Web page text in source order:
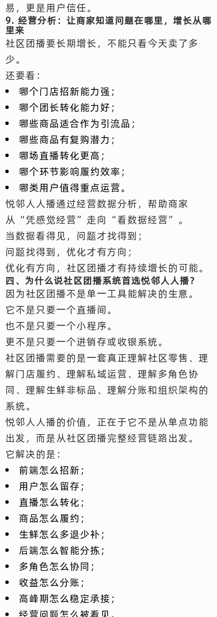
易，更是用户信任。
9. 经营分析：让商家知道问题在哪里，增长从哪
里来
社区团播要长期增长，不能只看今天卖了多
少。
还要看：
哪个门店招新能力强；
哪个团长转化能力好；
哪些商品适合作为引流品；
哪些商品有复购潜力；
哪场直播转化更高；
哪个环节影响履约效率；
哪类用户值得重点运营。
悦邻人人播通过经营数据分析，帮助商家
从“凭感觉经营”走向“看数据经营”。
当数据看得见，问题才找得到；
问题找得到，优化才有方向；
优化有方向，社区团播才有持续增长的可能。
四、为什么说社区团播系统首选悦邻人人播？
因为社区团播不是单一工具能解决的生意。
它不是只要一个直播间。
也不是只要一个小程序。
更不是只要一个进销存或收银系统。
社区团播需要的是一套真正理解社区零售、理
解门店履约、理解私域运营、理解多角色协
同、理解生鲜非标品、理解分账和组织架构的
系统。
悦邻人人播的价值，正在于它不是从单点功能
出发，而是从社区团播完整经营链路出发。
它解决的是：
前端怎么招新；
用户怎么留存；
直播怎么转化；
商品怎么履约；
生鲜怎么多退少补；
后端怎么智能分拣；
多角色怎么协同；
收益怎么分账；
高峰期怎么稳定承接；
经营问题怎么被看见。